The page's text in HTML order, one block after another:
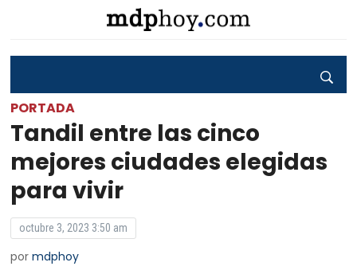
PORTADA
Tandil entre las cinco
mejores ciudades elegidas
para vivir
octubre 3, 2023 3:50 am
pormdphoy